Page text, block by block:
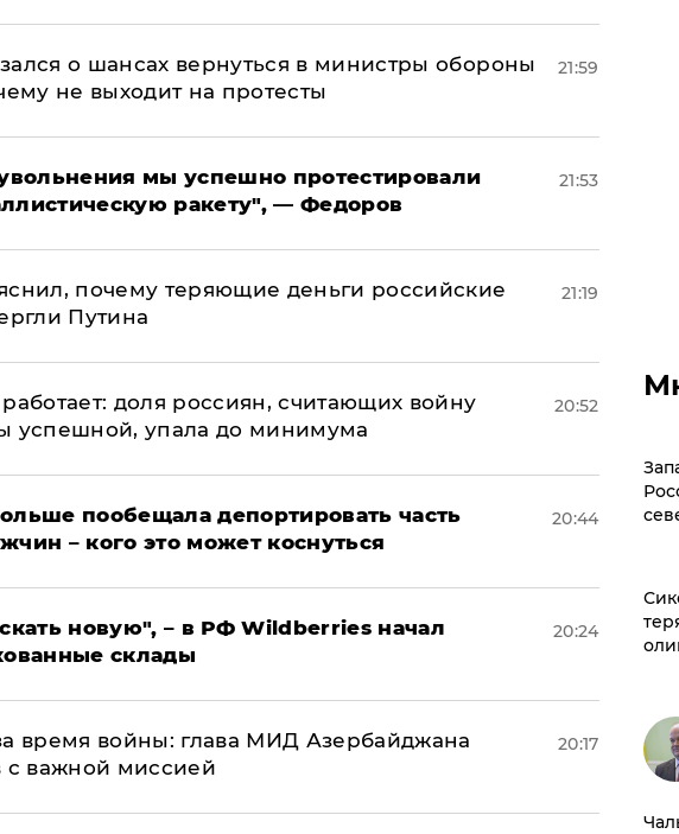
о шансах вернуться в министры обороны
не выходит на протесты
21:59
мы успешно протестировали
ракету", — Федоров
21:53
почему теряющие деньги российские
Путина
21:19
доля россиян, считающих войну
успешной, упала до минимума
20:52
пообещала депортировать часть
– кого это может коснуться
20:44
новую", – в РФ Wildberries начал
склады
20:24
время войны: глава МИД Азербайджана
с важной миссией
20:17